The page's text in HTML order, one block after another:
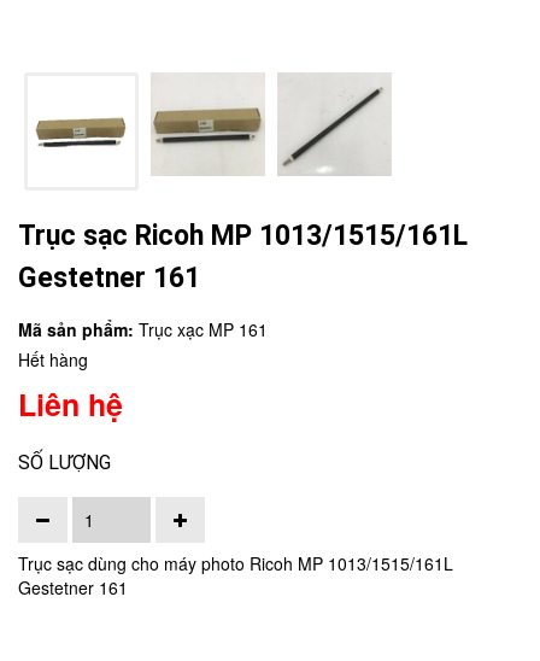
Trục sạc Ricoh MP 1013/1515/161L
Gestetner 161
Mã sản phẩm: Trục xạc MP 161
Hết hàng
Liên hệ
SỐ LƯỢNG
Trục sạc dùng cho máy photo Ricoh MP 1013/1515/161L
Gestetner 161